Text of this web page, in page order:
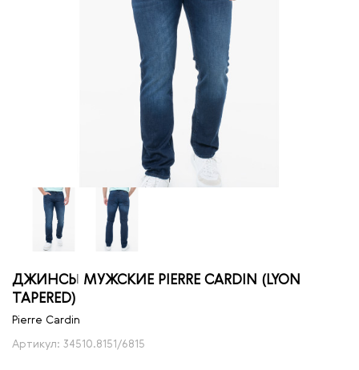
ДЖИНСЫ МУЖСКИЕ PIERRE CARDIN (LYON
TAPERED)
Pierre Cardin
Артикул: 34510.8151/6815